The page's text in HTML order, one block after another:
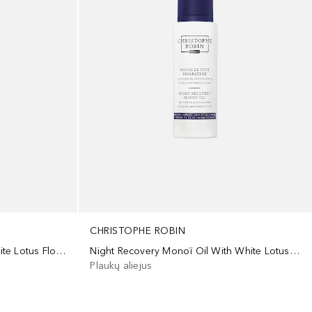
Night Recovery Cream With White Lotus Flower
CHRISTOPHE ROBIN
Night Recovery Monoï Oil With White Lotus Flower
Plaukų aliejus